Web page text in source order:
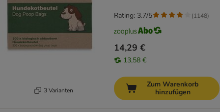
3 Varianten
14,29 €
13,58 €
Rating: 3.7/5 (1148)
Zum Warenkorb
hinzufügen